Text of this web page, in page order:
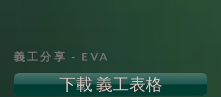
義工分享 - EVA
下載 義工表格